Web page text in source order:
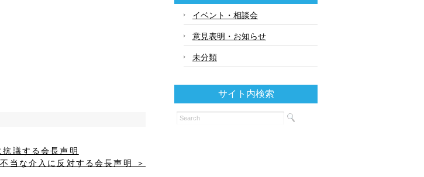
議する会長声明
当な介入に反対する会長声明 ＞
イベント・相談会
意見表明・お知らせ
未分類
サイト内検索